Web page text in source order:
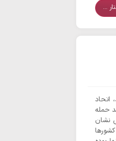
...
اتحاد
حمله
نشان